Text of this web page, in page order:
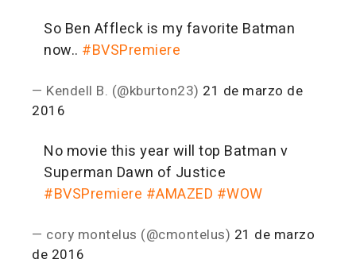
So Ben Affleck is my favorite Batman
now.. #BVSPremiere
— Kendell B. (@kburton23) 21 de marzo de
2016
No movie this year will top Batman v
Superman Dawn of Justice
#BVSPremiere #AMAZED #WOW
— cory montelus (@cmontelus) 21 de marzo
de 2016